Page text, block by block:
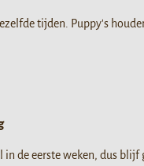
tijden. Puppy's
in de eerste weken, dus